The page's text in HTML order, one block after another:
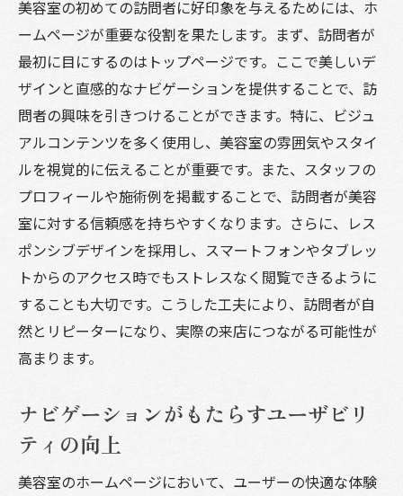
美容室の初めての訪問者に好印象を与えるためには、ホ
ームページが重要な役割を果たします。まず、訪問者が
最初に目にするのはトップページです。ここで美しいデ
ザインと直感的なナビゲーションを提供することで、訪
問者の興味を引きつけることができます。特に、ビジュ
アルコンテンツを多く使用し、美容室の雰囲気やスタイ
ルを視覚的に伝えることが重要です。また、スタッフの
プロフィールや施術例を掲載することで、訪問者が美容
室に対する信頼感を持ちやすくなります。さらに、レス
ポンシブデザインを採用し、スマートフォンやタブレッ
トからのアクセス時でもストレスなく閲覧できるように
することも大切です。こうした工夫により、訪問者が自
然とリピーターになり、実際の来店につながる可能性が
高まります。
ナビゲーションがもたらすユーザビリ
ティの向上
美容室のホームページにおいて、ユーザーの快適な体験